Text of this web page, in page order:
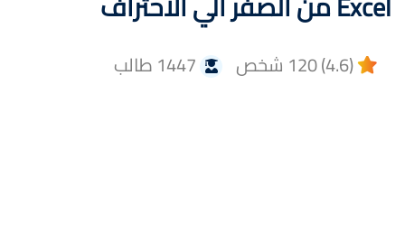
(4.6) 120 شخص 1447 طالب